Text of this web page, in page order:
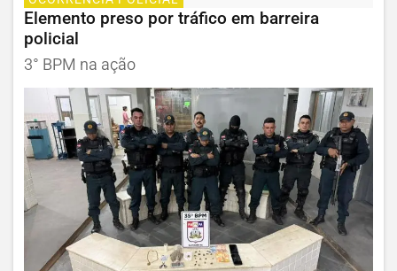
Elemento preso por tráfico em barreira
policial
3° BPM na ação